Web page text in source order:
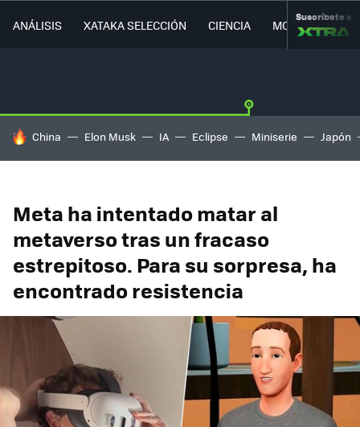
ANÁLISIS XATAKA SELECCIÓN CIENCIA MOVILIDAD
Suscríbete a
HOY SE HABLA DE
China Elon Musk IA Eclipse Miniserie Japón
Meta ha intentado matar al
metaverso tras un fracaso
estrepitoso. Para su sorpresa, ha
encontrado resistencia